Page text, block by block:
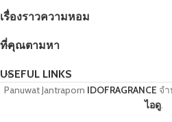
เรื่องราวความหอม
ที่คุณตามหา
USEFUL LINKS
Panuwat Jantraporn IDOFRAGRANCE จ
ไอดู.